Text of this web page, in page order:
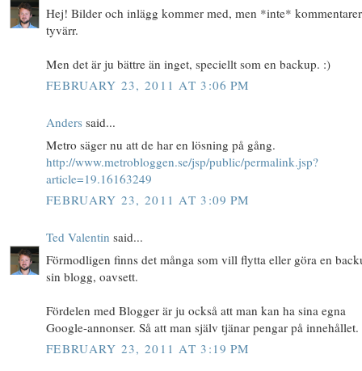
Hej! Bilder och inlägg kommer med, men *inte*
tyvärr.
Men det är ju bättre än inget, speciellt som en backup. :)
FEBRUARY 23, 2011 AT 3:06 PM
Anders said...
Metro säger nu att de har en lösning på gång.
http://www.metrobloggen.se/jsp/public/permalink.jsp?
article=19.16163249
FEBRUARY 23, 2011 AT 3:09 PM
Ted Valentin said...
Förmodligen finns det många som vill flytta eller göra en
sin blogg, oavsett.
Fördelen med Blogger är ju också att man kan ha sina egna
Google-annonser. Så att man själv tjänar pengar på innehållet.
FEBRUARY 23, 2011 AT 3:19 PM